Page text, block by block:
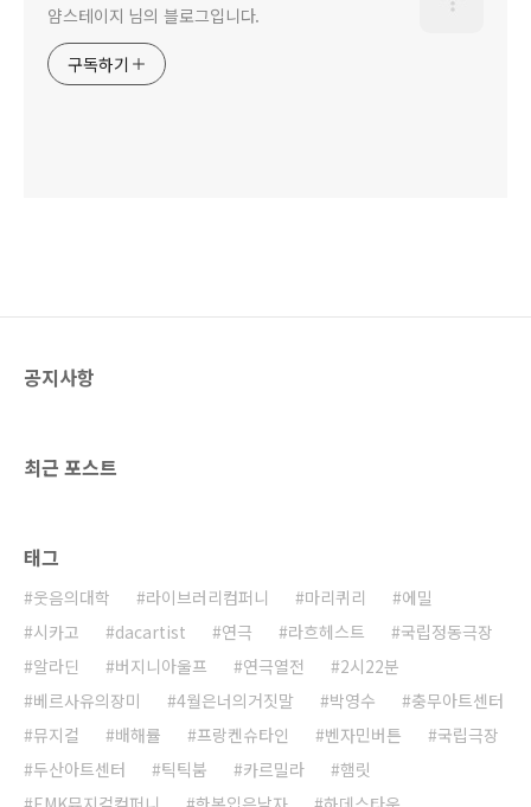
얌스테이지 님의 블로그입니다.
구독하기
공지사항
최근 포스트
태그
웃음의대학 라이브러리컴퍼니 마리퀴리
에밀
시카고
dacartist 연극 라흐헤스트
국립정동극장
알라딘
버지니아울프 연극열전
2시22분
베르사유의장미
4월은너의거짓말 박영수
충무아트센터
뮤지컬
배해률 프랑켄슈타인 벤자민버튼
국립극장
두산아트센터
틱틱붐 카르밀라
햄릿